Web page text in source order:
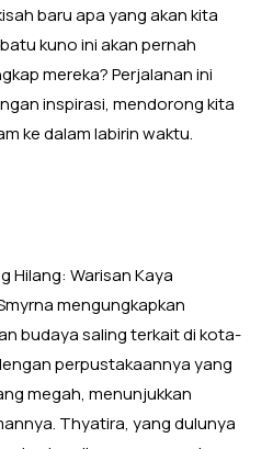
baru apa yang akan kita
kuno ini akan pernah
mereka? Perjalanan ini
inspirasi, mendorong kita
ke dalam labirin waktu.
Hilang: Warisan Kaya
mengungkapkan
budaya saling terkait di kota-
perpustakaannya yang
megah, menunjukkan
Thyatira, yang dulunya